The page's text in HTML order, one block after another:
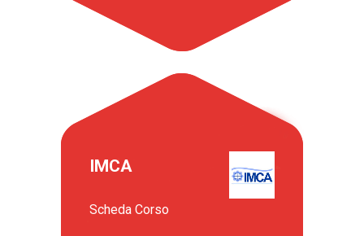
IMCA
Scheda Corso